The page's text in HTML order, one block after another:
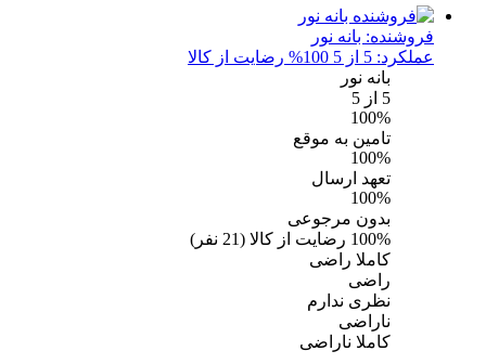
فروشنده: بانه نور
عملکرد: 5 از 5
100% رضایت از کالا
بانه نور
5 از 5
100%
تامین به موقع
100%
تعهد ارسال
100%
بدون مرجوعی
100% رضایت از کالا (
21 نفر)
کاملا راضی
راضی
نظری ندارم
ناراضی
کاملا ناراضی